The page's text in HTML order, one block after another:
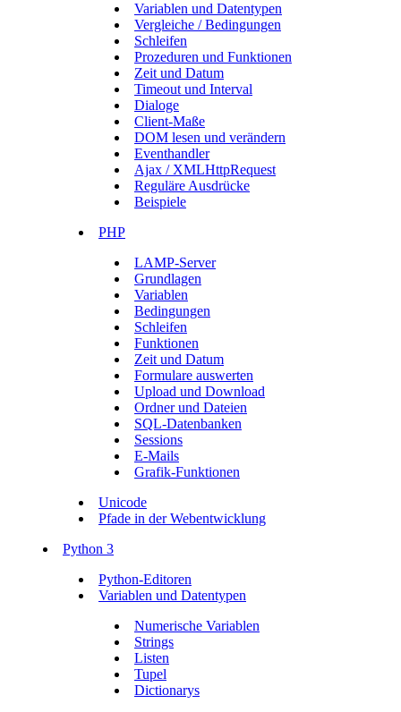
Variablen und Datentypen
Vergleiche / Bedingungen
Schleifen
Prozeduren und Funktionen
Zeit und Datum
Timeout und Interval
Dialoge
Client-Maße
DOM lesen und verändern
Eventhandler
Ajax / XMLHttpRequest
Reguläre Ausdrücke
Beispiele
PHP
LAMP-Server
Grundlagen
Variablen
Bedingungen
Schleifen
Funktionen
Zeit und Datum
Formulare auswerten
Upload und Download
Ordner und Dateien
SQL-Datenbanken
Sessions
E-Mails
Grafik-Funktionen
Unicode
Pfade in der Webentwicklung
Python 3
Python-Editoren
Variablen und Datentypen
Numerische Variablen
Strings
Listen
Tupel
Dictionarys